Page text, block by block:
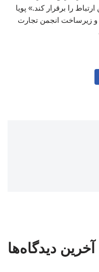
را برقرار کند.» پویا
و زیرساخت انجمن تجارت
آخرین دیدگاه‌ها